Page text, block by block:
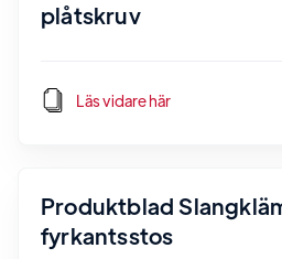
plåtskruv
Läs vidare här
Produktblad
fyrkantsstos